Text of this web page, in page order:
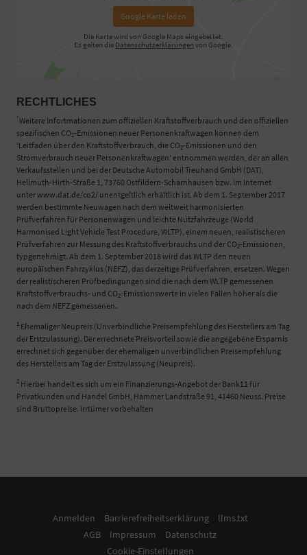
Google Karte laden
Die Karte wird von Google Maps eingebettet.
Es gelten die Datenschutzerklärungen von Google.
RECHTLICHES
*Weitere Infortmationen zum offiziellen Kraftstoffverbrauch und den offiziellen
spezifischen CO2-Emissionen neuer Personenkraftwagen können dem
'Leitfaden über den Kraftstoffverbrauch, die CO2-Emissionen und den
Stromverbrauch neuer Personenkraftwagen' entnommen werden, der an allen
Verkaufsstellen und bei der Deutsche Automobil Treuhand GmbH (DAT),
Hellmuth-Hirth-Straße 1, 73760 Ostfildern-Scharnhausen bzw. im Internet
unter www.dat.de/co2/ unentgeltlich erhältlich ist. Ab dem 1. September 2017
werden bestimmte Neuwagen nach dem weltweit harmonisierten
Prüfverfahren für Personenwagen und leichte Nutzfahrzeuge (World
Harmonised Light Vehicle Test Procedure, WLTP), einem neuen, realistischeren
Prüfverfahren zur Messung des Kraftstoffverbrauchs und der CO2-Emissionen,
typgenehmigt. Ab dem 1. September 2018 wird das WLTP den neuen
europäischen Fahrzyklus (NEFZ), das derzeitige Prüfverfahren, ersetzen. Wegen
der realistischeren Prüfbedingungen sind die nach dem WLTP gemessenen
Kraftstoffverbrauchs- und CO2-Emissionswerte in vielen Fällen höher als die
nach dem NEFZ gemessenen.
1 Ehemaliger Neupreis (Unverbindliche Preisempfehlung des Herstellers am Tag
der Erstzulassung). Der errechnete Preisvorteil sowie die angegebene Ersparnis
errechnet sich gegenüber der ehemaligen unverbindlichen Preisempfehlung
des Herstellers am Tag der Erstzulassung (Neupreis).
2 Hierbei handelt es sich um ein Finanzierungs-Angebot der Bank11 für
Privatkunden und Handel GmbH, Hammer Landstraße 91, 41460 Neuss. Preise
sind Bruttopreise. Irrtümer vorbehalten
Anmelden Barrierefreiheitserklärung
llms.txt
AGB
Impressum
Datenschutz
Cookie-Einstellungen